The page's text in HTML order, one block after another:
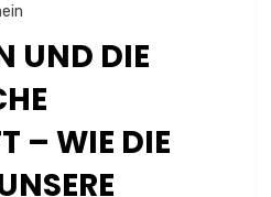
UND DIE
– WIE DIE